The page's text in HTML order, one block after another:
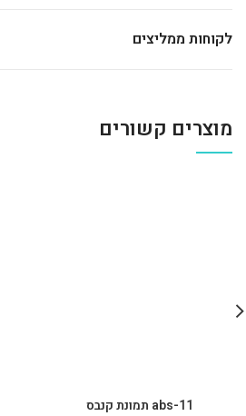
לקוחות ממליצים
מוצרים קשורים
abs-11 תמונת קנבס